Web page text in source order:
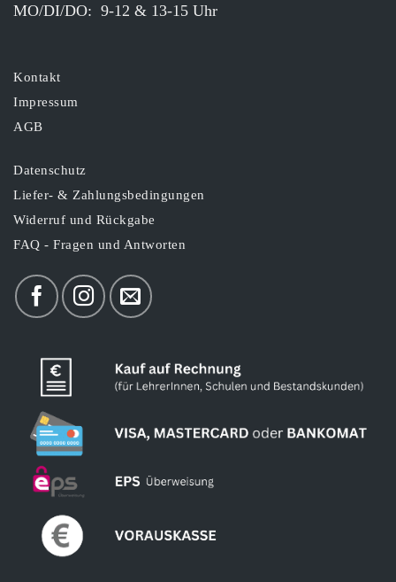
MO/DI/DO: 9-12 & 13-15 Uhr
Kontakt
Impressum
AGB
Datenschutz
Liefer- & Zahlungsbedingungen
Widerruf und Rückgabe
FAQ - Fragen und Antworten